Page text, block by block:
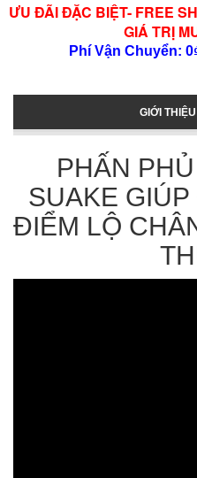
ƯU ĐÃI ĐẶC BIỆT- FREE
GIÁ TRỊ
Phí Vận Chuyển:
GIỚI
PHẤN
SUAKE
ĐIỂM LỘ